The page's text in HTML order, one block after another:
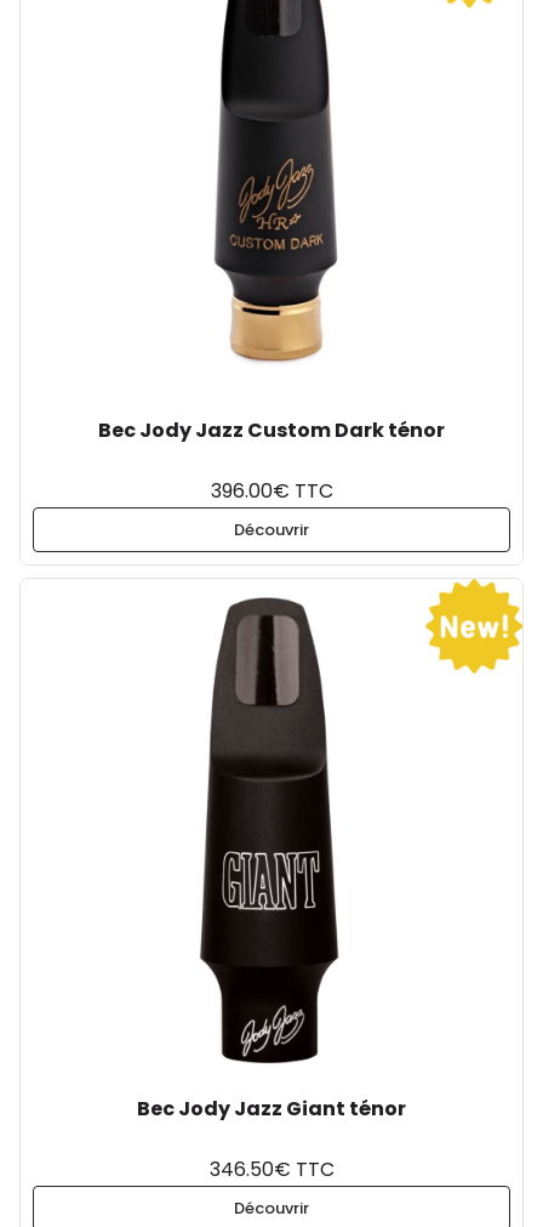
Bec Jody Jazz Custom Dark ténor
396.00€ TTC
Découvrir
Bec Jody Jazz Giant ténor
346.50€ TTC
Découvrir